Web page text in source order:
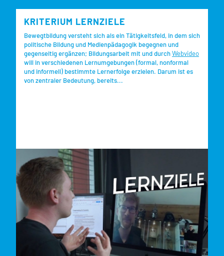
KRITERIUM LERNZIELE
Bewegtbildung versteht sich als ein Tätigkeitsfeld, in dem sich
politische Bildung und Medienpädagogik begegnen und
gegenseitig ergänzen; Bildungsarbeit mit und durchWebvideo
will in verschiedenen Lernumgebungen (formal, nonformal
und informell) bestimmte Lernerfolge erzielen. Darum ist es
von zentraler Bedeutung, bereits...